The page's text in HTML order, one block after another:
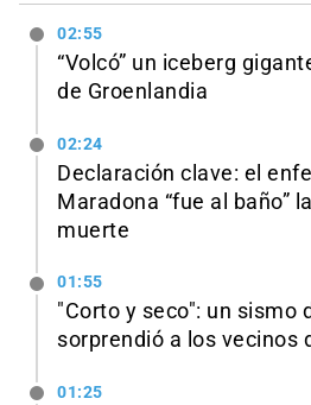
02:55
“Volcó” un iceberg
de Groenlandia
02:24
Declaración clave: el
Maradona “fue al baño”
muerte
01:55
"Corto y seco": un sismo
sorprendió a los vecinos
01:25